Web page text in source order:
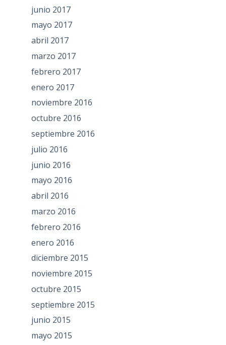
junio 2017
mayo 2017
abril 2017
marzo 2017
febrero 2017
enero 2017
noviembre 2016
octubre 2016
septiembre 2016
julio 2016
junio 2016
mayo 2016
abril 2016
marzo 2016
febrero 2016
enero 2016
diciembre 2015
noviembre 2015
octubre 2015
septiembre 2015
junio 2015
mayo 2015